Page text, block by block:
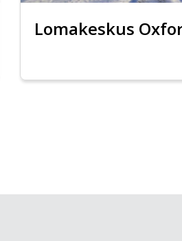
Lomakeskus